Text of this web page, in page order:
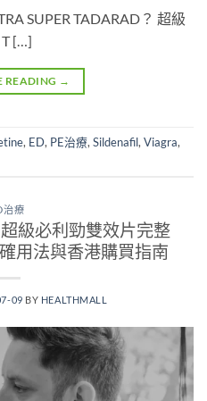
SUPER TADARAD？ 超級
T […]
READING →
, ED, PE治療,Sildenafil,Viagra,
治療
級必利勁雙效片完整
用法與香港購買指南
09 BY HEALTHMALL